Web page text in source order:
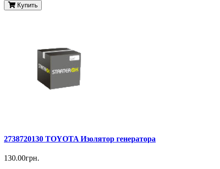
Купить
2738720130 TOYOTA Изолятор генератора
130.00грн.